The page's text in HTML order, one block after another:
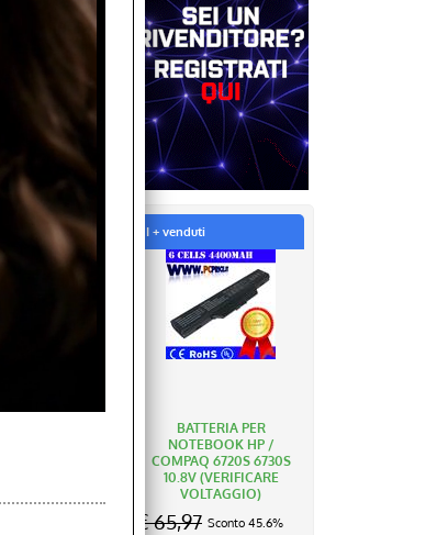
I + venduti
BATTERIA PER
NOTEBOOK HP /
COMPAQ 6720S 6730S
10.8V (VERIFICARE
VOLTAGGIO)
€ 65,97 Sconto 45.6%